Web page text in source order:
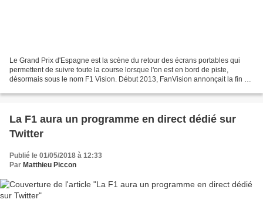
Le Grand Prix d'Espagne est la scène du retour des écrans portables qui
permettent de suivre toute la course lorsque l'on est en bord de piste,
désormais sous le nom F1 Vision. Début 2013, FanVision annonçait la fin de
La F1 aura un programme en direct dédié sur
Twitter
Publié le 01/05/2018 à 12:33
Par Matthieu Piccon